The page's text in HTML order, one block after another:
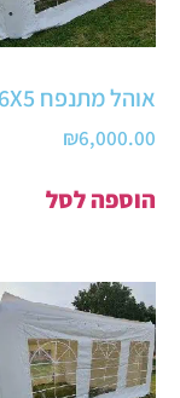
אוהל מתנפח 6X5
₪6,000.00
הוספה לסל